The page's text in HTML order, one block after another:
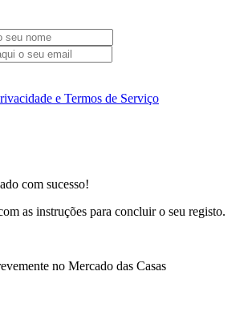
e Termos de Serviço
com sucesso!
as instruções para concluir o seu registo.
no Mercado das Casas